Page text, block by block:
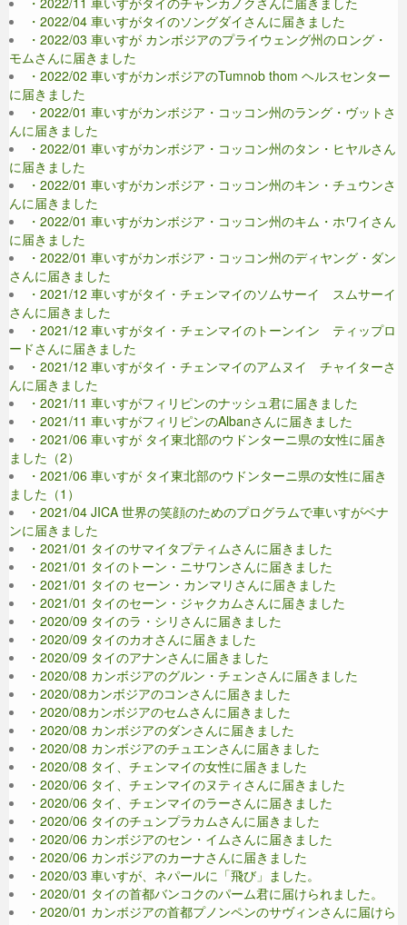
・2022/04 車いすがタイのソングダイさんに届きました
・2022/03 車いすが カンボジアのプライウェング州のロング・
モムさんに届きました
・2022/02 車いすがカンボジアのTumnob thom ヘルスセンター
に届きました
・2022/01 車いすがカンボジア・コッコン州のラング・ヴットさ
んに届きました
・2022/01 車いすがカンボジア・コッコン州のタン・ヒヤルさん
に届きました
・2022/01 車いすがカンボジア・コッコン州のキン・チュウンさ
んに届きました
・2022/01 車いすがカンボジア・コッコン州のキム・ホワイさん
に届きました
・2022/01 車いすがカンボジア・コッコン州のディヤング・ダン
さんに届きました
・2021/12 車いすがタイ・チェンマイのソムサーイ スムサーイ
さんに届きました
・2021/12 車いすがタイ・チェンマイのトーンイン ティップロ
ードさんに届きました
・2021/12 車いすがタイ・チェンマイのアムヌイ チャイターさ
んに届きました
・2021/11 車いすがフィリピンのナッシュ君に届きました
・2021/11 車いすがフィリピンのAlbanさんに届きました
・2021/06 車いすが タイ東北部のウドンターニ県の女性に届き
ました（2）
・2021/06 車いすが タイ東北部のウドンターニ県の女性に届き
ました（1）
・2021/04 JICA 世界の笑顔のためのプログラムで車いすがベナ
ンに届きました
・2021/01 タイのサマイタプティムさんに届きました
・2021/01 タイのトーン・ニサワンさんに届きました
・2021/01 タイの セーン・カンマリさんに届きました
・2021/01 タイのセーン・ジャクカムさんに届きました
・2020/09 タイのラ・シリさんに届きました
・2020/09 タイのカオさんに届きました
・2020/09 タイのアナンさんに届きました
・2020/08 カンボジアのグルン・チェンさんに届きました
・2020/08カンボジアのコンさんに届きました
・2020/08カンボジアのセムさんに届きました
・2020/08 カンボジアのダンさんに届きました
・2020/08 カンボジアのチュエンさんに届きました
・2020/08 タイ、チェンマイの女性に届きました
・2020/06 タイ、チェンマイのヌティさんに届きました
・2020/06 タイ、チェンマイのラーさんに届きました
・2020/06 タイのチュンプラカムさんに届きました
・2020/06 カンボジアのセン・イムさんに届きました
・2020/06 カンボジアのカーナさんに届きました
・2020/03 車いすが、ネパールに「飛び」ました。
・2020/01 タイの首都バンコクのパーム君に届けられました。
・2020/01 カンボジアの首都プノンペンのサヴィンさんに届けら